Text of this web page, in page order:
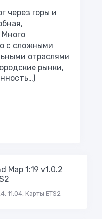
через горы и
Много
с сложными
отраслями
рынки,
Map 1:19 v1.0.2
11:04, Карты ETS2